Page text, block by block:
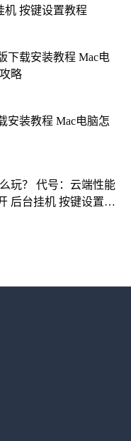
机 按键设置教程
下载安装教程 Mac电
略
安装教程 Mac电脑怎
玩？ 代号：云端性能
后台挂机 按键设置教